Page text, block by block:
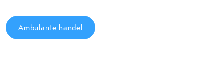
Ambulante handel